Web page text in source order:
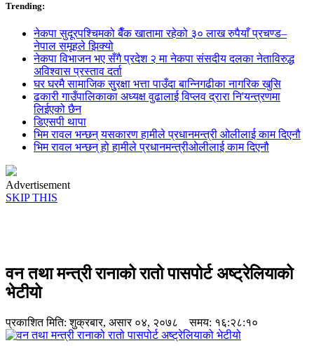
Trending:
नेकपा सुदूरपश्चिमको बैँक खातामा रहेको ३० लाख रुपैयाँ प्रचण्ड–
नेपाल समूहले झिक्य‍ो
नेकपा विभाजन भए सँगै प्रदेश २ मा नेकपा संसदीय दलका नेताविरुद्ध
अविश्वास प्रस्ताव दर्ता
घर घरमै सामाजिक सुुरक्षा भत्ता पाउँदा बान्निगढीका नागरिक खुसि
ढकारी गाउँपालिकाका अध्यक्ष वुढालाई विप्लव द्रारा नि'यन्त्रणमा
लिईएको छैन
डिएसपी थापा
भिम रावल भन्छन् यसकारण हामीले प्रधानमन्त्री ओलीलाई काम दिएनौ
भिम रावल भन्छन् हो हामीले प्रधानमन्त्रीओलीलाई काम दिएनौ
Advertisement
SKIP THIS
वन तथा मन्त्री रानाको रातो पासपोर्ट अष्ट्रेलियाको
भेटीयो
प्रकाशित मिति:शुक्रबार, असार ०४, २०७८ समय: १६:२८:१०